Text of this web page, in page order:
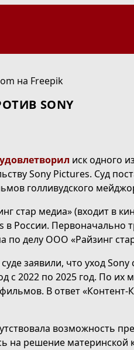
на Freepik
SONY
удовлетворил иск одного
Sony Pictures. Суд
голливудского
стар медиа» (входит в
в России. Первоначально
по делу ООО «Райзинг
заявили, что уход
с 2022 по 2025 год. По
В ответ
возможность
на решение